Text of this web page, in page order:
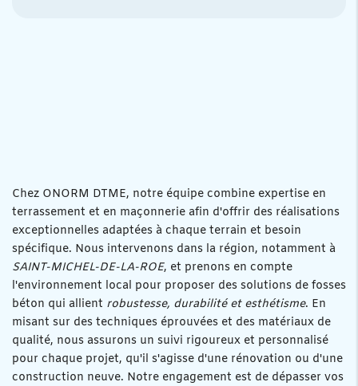
Chez ONORM DTME, notre équipe combine expertise en
terrassement et en maçonnerie afin d'offrir des réalisations
exceptionnelles adaptées à chaque terrain et besoin
spécifique. Nous intervenons dans la région, notamment à
SAINT-MICHEL-DE-LA-ROE, et prenons en compte
l'environnement local pour proposer des solutions de fosses
béton qui allient robustesse, durabilité et esthétisme. En
misant sur des techniques éprouvées et des matériaux de
qualité, nous assurons un suivi rigoureux et personnalisé
pour chaque projet, qu'il s'agisse d'une rénovation ou d'une
construction neuve. Notre engagement est de dépasser vos